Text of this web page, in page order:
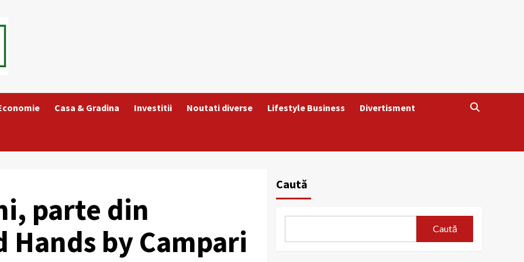
Casa & Gradina Investitii Noutati diverse Lifestyle Business Divertisment
parte din
by Campari
Caută
Caută